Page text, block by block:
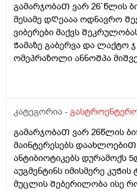
გამარჯობაᲗ ვარ 26`წლის
მესამე დᲦეააა ოდნავრო
ვიბერები მაქვს
Ჭამაზე გაბერვა და ლაქტო
ომეპრაზოლი ანნოᲨპა
კატეგორია -
გამარჯობაᲗ ვარ 26წლის
მაინტერესებს
ანტიბიოტიკებს დურამოქს
აუგმენტინს იმისმერე
მუცლის Შებერილობა ისე